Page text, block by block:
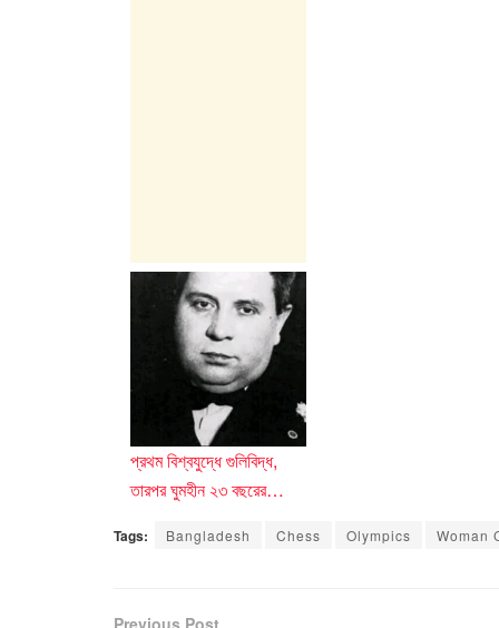
প্রথম বিশ্বযুদ্ধে গুলিবিদ্ধ,
তারপর ঘুমহীন ২৩ বছরের…
Tags: Bangladesh Chess Olympics Woman